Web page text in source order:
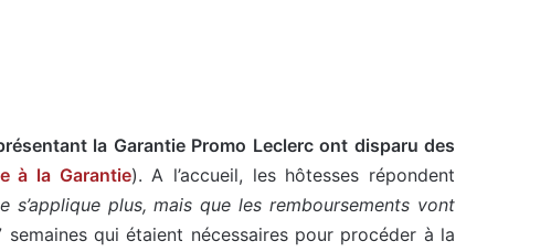
la Garantie Promo Leclerc ont disparu des
à la Garantie). A l’accueil, les hôtesses répondent
s’applique plus, mais que les remboursements vont
qui étaient nécessaires pour procéder à la